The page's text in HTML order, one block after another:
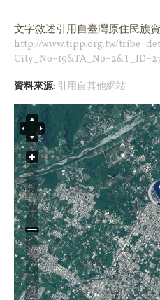
文字敘述引用 自臺灣原住民族
http://www.tipp.org.tw/
資料來源: 引用自其他網站